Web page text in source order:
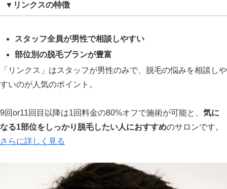
▼リンクスの特徴
スタッフ全員が男性で相談しやすい
部位別の脱毛プランが豊富
「リンクス」はスタッフが男性のみで、脱毛の悩みを相談しや
すいのが人気のポイント。
9回or11回目以降は1回料金の80%オフで施術が可能と、 気に
なる1部位をしっかり脱毛したい人におすすめのサロンです。
さらに詳しく見る